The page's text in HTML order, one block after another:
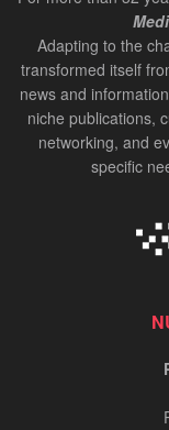
Adapting to the
transformed itself
news and
niche publications,
networking, and
specific